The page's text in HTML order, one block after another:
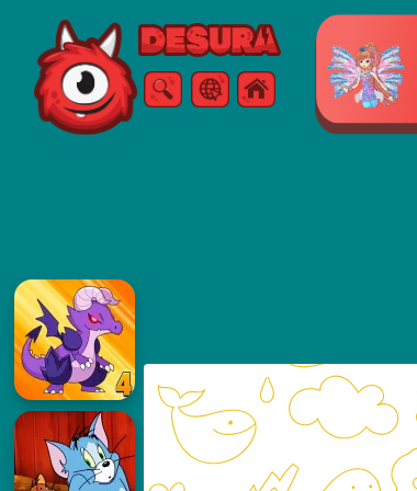
Free Online Games
AramaMenü